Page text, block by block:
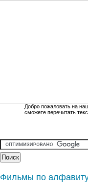
Добро пожаловать на
сможете перечитать
Фильмы по